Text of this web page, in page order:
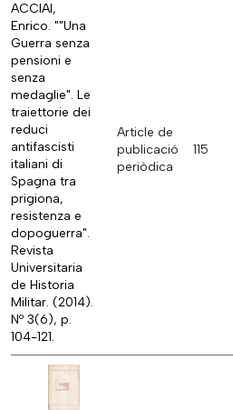
ACCIAI,
Enrico. ""Una
Guerra senza
pensioni e
senza
medaglie". Le
traiettorie dei
reduci
antifascisti
italiani di
Spagna tra
prigiona,
resistenza e
dopoguerra".
Revista
Universitaria
de Historia
Militar. (2014).
Nº 3(6), p.
104-121.
Article de
publicació
periòdica
115